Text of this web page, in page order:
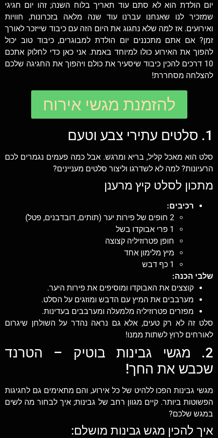
יום הולדת הוא לא סתם עוד תאריך בלוח השנה; זהו יום חגיגי
שמזכיר לנו שאנחנו עברנו עוד שנה מלאה בזכרונות, חוויות
ואירועים. אז למה שלא נחגוג את היום הזה עם כיבוד שייזכר לאורך
זמן? אם אתם מתכננים יום הולדת למבוגרים, כיבוד טוב יכול
להפוך את האירוע כולו למיוחד באמת. אני כאן כדי לחלוק אתכם
10 דרכים להכין כיבוד שיסעיר את כולם ויהפוך את החגיגה שלכם
להצלחה מסחררת!
להזמנת מגשי אירוח
1. סלטים עתירי צבע וטעם
סלט הוא מאכל קליל, בריא ומרגש. אבל כמה פעמים נגמרים לכם
הרעיונות? למה לא לשדרגו וליצור סלטים מעניינים?
מתכון לסלט קיץ מרענן
רכיבים:
2 חופים של פירות יער (תותים, דובדבנים, פטל)
1 פרי אבוקדו בשל
חופן פטרוזיליה קצוצה
מיץ מלימון אחד
1 כף דבש
שלבי הכנה:
קוצצים את האבוקדו ומוסיפים את פירות היער.
מערבבים את המיץ עם הדבש ומוזגים על הסלט.
מפזרים פטרוזיליה מלמעלה ומערבבים בעדינות.
סלט זה לא רק טעים, אלא גם נראה נהדר על השולחן שיגרום
לאורחים לרוץ לשתות ממנו!
2. מגשי גבינות בוטיק – הטרנד
שכבש את החך!
מגשי גבינות הפכו ללהיט של כל אירוע, והם מתאימים גם לחגיגות
הפשוטות ביותר. קיים מגוון רחב של גבינות; איך לבחור מה לשים
במגש שלכם?
איך להכין מגש גבינות מושלם: